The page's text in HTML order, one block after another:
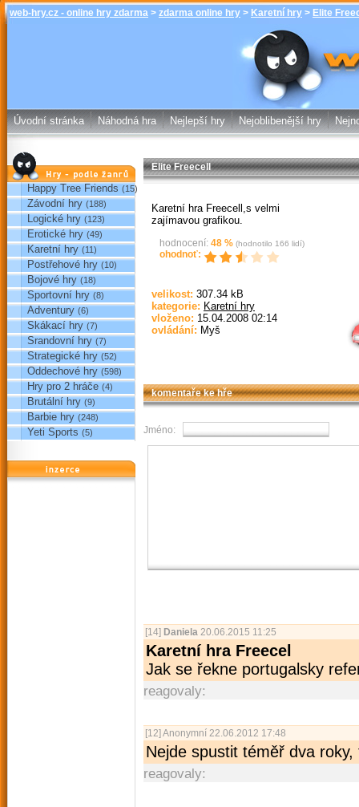
web-hry.cz - online hry zdarma > zdarma online hry > Karetní hry > Elite
Elite
online hry
Úvodní stránka Náhodná hra Nejlepší hry Nejoblibenější hry
Hry podle žánrů
Happy Tree Friends (15)
Závodní hry (188)
Logické hry (123)
Erotické hry (49)
Karetní hry (11)
Postřehové hry (10)
Bojové hry (18)
Sportovní hry (8)
Adventury (6)
Skákací hry (7)
Srandovní hry (7)
Strategické hry (52)
Oddechové hry (598)
Hry pro 2 hráče (4)
Brutální hry (9)
Barbie hry (248)
Yeti Sports (5)
reklama
Elite Freecell
Karetní hra Freecell,s velmi
zajímavou grafikou.
hodnocení: 48 % (hodnotilo 166 lidí)
ohodnoť:
velikost: 307.34 kB
kategorie: Karetní hry
vloženo: 15.04.2008 02:14
ovládání: Myš
komentaře ke hře
Jméno:
[14] Daniela 20.06.2015 11:25
Karetní hra Freecel
Jak se řekne portugalsky
reagovaly:
[12]Anonymní 22.06.2012 17:48
Nejde spustit téměř dva
reagovaly: